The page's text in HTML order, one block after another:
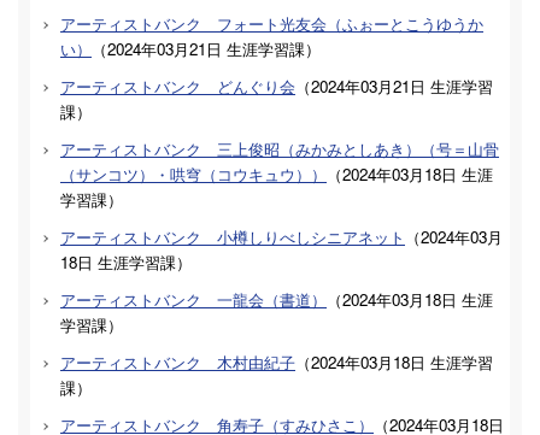
アーティストバンク フォート光友会（ふぉーとこうゆうか
い）
（2024年03月21日 生涯学習課）
アーティストバンク どんぐり会 （2024年03月21日 生涯学習
課）
アーティストバンク 三上俊昭（みかみとしあき）（号＝山骨
（サンコツ）・哄穹（コウキュウ））
（2024年03月18日 生涯
学習課）
アーティストバンク 小樽しりべしシニアネット （2024年03月
18日 生涯学習課）
アーティストバンク 一龍会（書道）
（2024年03月18日 生涯
学習課）
アーティストバンク 木村由紀子 （2024年03月18日 生涯学習
課）
アーティストバンク 角寿子（すみひさこ）
（2024年03月18日